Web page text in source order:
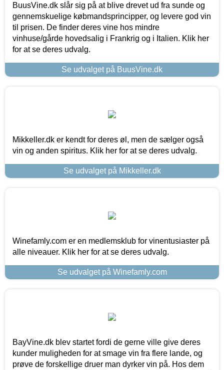
BuusVine.dk slår sig på at blive drevet ud fra sunde og
gennemskuelige købmandsprincipper, og levere god vin
til prisen. De finder deres vine hos mindre
vinhuse/gårde hovedsalig i Frankrig og i Italien. Klik her
for at se deres udvalg.
Se udvalget på BuusVine.dk
Mikkeller.dk er kendt for deres øl, men de sælger også
vin og anden spiritus. Klik her for at se deres udvalg.
Se udvalget på Mikkeller.dk
Winefamly.com er en medlemsklub for vinentusiaster på
alle niveauer. Klik her for at se deres udvalg.
Se udvalget på Winefamly.com
BayVine.dk blev startet fordi de gerne ville give deres
kunder muligheden for at smage vin fra flere lande, og
prøve de forskellige druer man dyrker vin på. Hos dem